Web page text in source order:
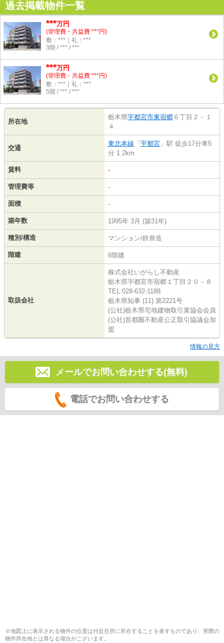
過去掲載物件一覧
***万円
(管理費・共益費 ***円)
敷：***｜礼：***
3階 / *** / ***
***万円
(管理費・共益費 ***円)
敷：***｜礼：***
5階 / *** / ***
所在地
栃木県宇都宮市東宿郷 ６丁目２－１
４
交通
東北本線 「 宇都宮 」駅 徒歩17分車5
分 1.2km
賃料 -
管理費等 -
面積 -
築年数 1995年 3月 (築31年)
種別/構造 マンション/鉄骨造
階建 6階建
取扱会社
株式会社いがらし不動産
栃木県宇都宮市宿郷１丁目２０－８
TEL:028-632-1188
栃木県知事 (11) 第2221号
(公社)栃木県宅地建物取引業協会会員
(公社)首都圏不動産公正取引協議会加
盟
情報の見方
メールでお問い合わせする(無料)
電話でお問い合わせする
※地図上に表示される物件の位置は付近住所に所在することを表すものであり、実際の
物件所在地とは異なる場合がございます。